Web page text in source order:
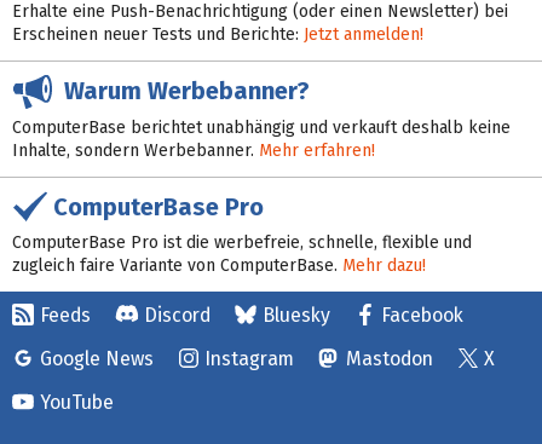
Erhalte eine Push-Benachrichtigung (oder einen Newsletter) bei
Erscheinen neuer Tests und Berichte: Jetzt anmelden!
Warum Werbebanner?
ComputerBase berichtet unabhängig und verkauft deshalb keine
Inhalte, sondern Werbebanner. Mehr erfahren!
ComputerBase Pro
ComputerBase Pro ist die werbefreie, schnelle, flexible und
zugleich faire Variante von ComputerBase. Mehr dazu!
Feeds Discord Bluesky
Facebook
Google News
Instagram Mastodon
X
YouTube